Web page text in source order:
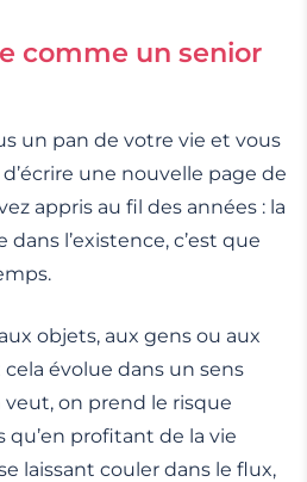
comme un senior
un pan de votre vie et vous
une nouvelle page de
appris au fil des années : la
l’existence, c’est que
objets, aux gens ou aux
évolue dans un sens
veut, on prend le risque
qu’en profitant de la vie
laissant couler dans le flux,